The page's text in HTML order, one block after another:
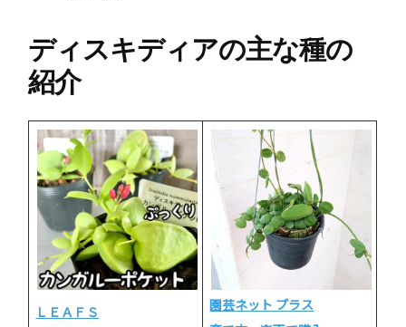
ディスキディアの主な種の
紹介
ＬＥＡＦＳ
園芸ネット プラス